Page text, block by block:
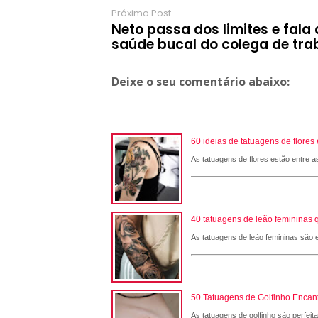
Próximo Post
Neto passa dos limites e fala
saúde bucal do colega de
Deixe o seu comentário abaixo:
60 ideias de tatuagens de
As tatuagens de flores estão entre
40 tatuagens de leão femininas
As tatuagens de leão femininas são
50 Tatuagens de Golfinho
As tatuagens de golfinho são